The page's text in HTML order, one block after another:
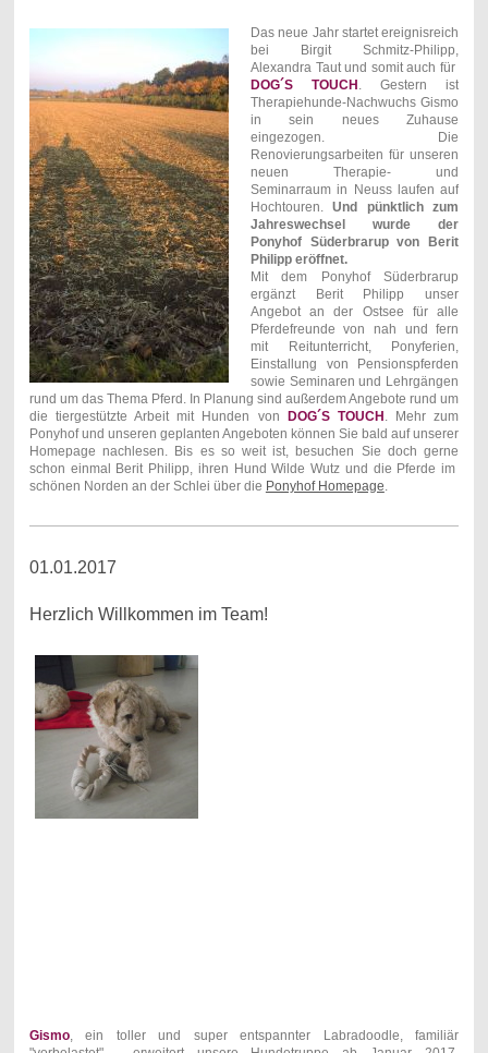
Das neue Jahr startet ereignisreich
bei Birgit Schmitz-Philipp,
Alexandra Taut und somit auch für
DOG´S TOUCH . Gestern ist
Therapiehunde-Nachwuchs Gismo
in sein neues Zuhause
eingezogen. Die
Renovierungsarbeiten für unseren
neuen Therapie- und
Seminarraum in Neuss laufen auf
Hochtouren.Und pünktlich zum
Jahreswechsel wurde der
Ponyhof Süderbrarup von Berit
Philipp eröffnet.
Mit dem Ponyhof Süderbrarup
ergänzt Berit Philipp unser
Angebot an der Ostsee für alle
Pferdefreunde von nah und fern
mit Reitunterricht, Ponyferien,
Einstallung von Pensionspferden
sowie Seminaren und Lehrgängen
rund um das Thema Pferd. In Planung sind außerdem Angebote rund um
die tiergestützte Arbeit mit Hunden von
DOG´S TOUCH . Mehr zum
Ponyhof und unseren geplanten Angeboten können Sie bald auf unserer
Homepage nachlesen. Bis es so weit ist, besuchen Sie doch gerne
schon einmal Berit Philipp, ihren Hund Wilde Wutz und die Pferde im
schönen Norden an der Schlei über die Ponyhof Homepage.
01.01.2017
Herzlich Willkommen im Team!
Gismo, ein toller und super entspannter Labradoodle, familiär